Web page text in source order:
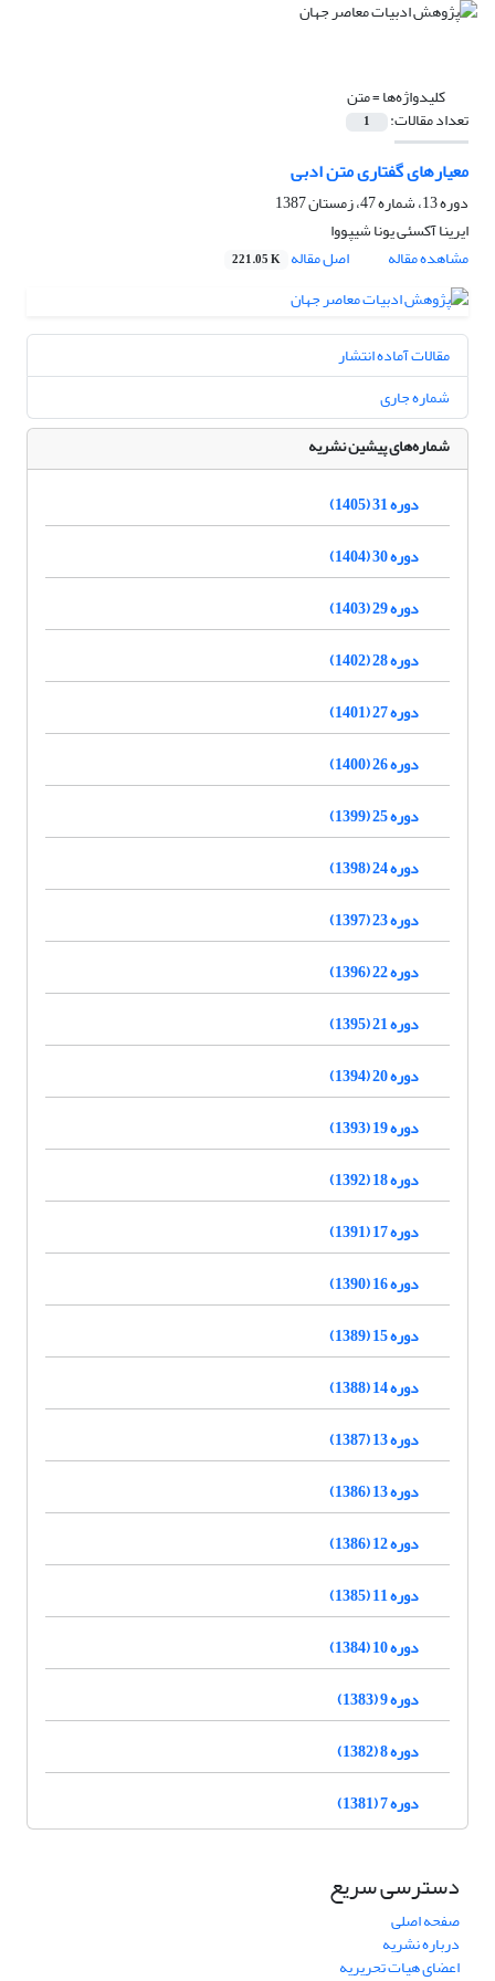
کلیدواژه‌ها =متن
تعداد مقالات: 1
معیارهای گفتاری متن ادبی
دوره 13، شماره 47، زمستان 1387
ایرینا آکسئی یونا شیپووا
مشاهده مقاله
اصل مقاله 221.05 K
مقالات آماده انتشار
شماره جاری
شماره‌های پیشین نشریه
دوره 31 (1405)
دوره 30 (1404)
دوره 29 (1403)
دوره 28 (1402)
دوره 27 (1401)
دوره 26 (1400)
دوره 25 (1399)
دوره 24 (1398)
دوره 23 (1397)
دوره 22 (1396)
دوره 21 (1395)
دوره 20 (1394)
دوره 19 (1393)
دوره 18 (1392)
دوره 17 (1391)
دوره 16 (1390)
دوره 15 (1389)
دوره 14 (1388)
دوره 13 (1387)
دوره 13 (1386)
دوره 12 (1386)
دوره 11 (1385)
دوره 10 (1384)
دوره 9 (1383)
دوره 8 (1382)
دوره 7 (1381)
دسترسی سریع
صفحه اصلی
درباره نشریه
اعضای هیات تحریریه